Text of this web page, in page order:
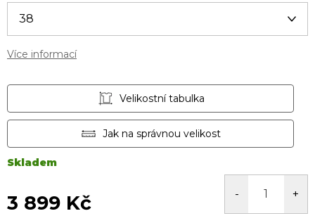
Více informací
Velikostní tabulka
Jak na správnou velikost
Skladem
3 899 Kč